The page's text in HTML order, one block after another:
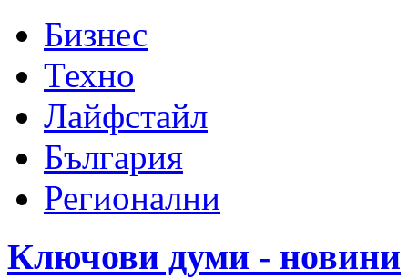
Бизнес
Техно
Лайфстайл
България
Регионални
Ключови думи - новини